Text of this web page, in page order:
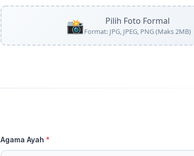
📸 Pilih Foto Formal
Format: JPG, JPEG, PNG (Maks 2MB)
Agama Ayah *